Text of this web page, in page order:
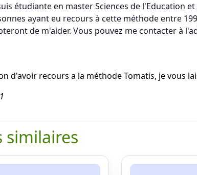
étudiante en master Sciences de l'Education
ayant eu recours à cette méthode entre
de m'aider. Vous pouvez me contacter à
d'avoir recours a la méthode Tomatis, je vous
similaires